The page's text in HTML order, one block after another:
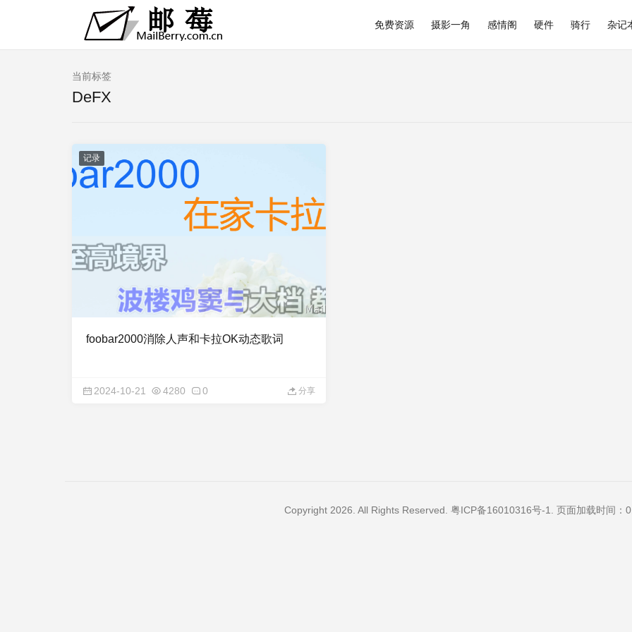
免费资源 摄影一角 感情阁 硬件 骑行 杂记
当前标签
DeFX
记录
foobar2000消除人声和卡拉OK动态歌词
2024-10-21 4280 0 分享
Copyright 2026. All Rights Reserved. 粤ICP备16010316号-1 . 页面加载时间：